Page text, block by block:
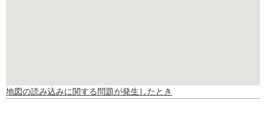
地図の読み込みに関する問題が発生したとき